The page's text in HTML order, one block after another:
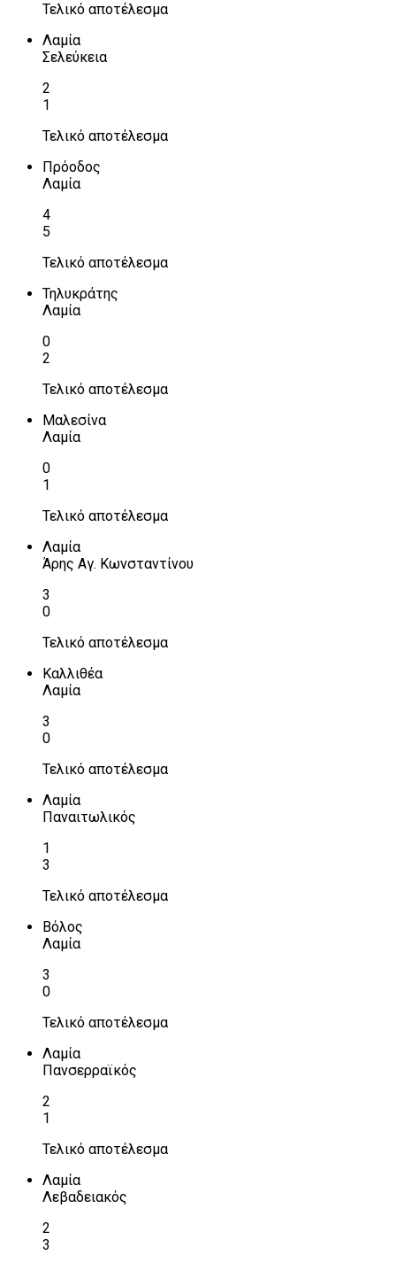
Τελικό αποτέλεσμα
Λαμία
Σελεύκεια
2
1
Τελικό αποτέλεσμα
Πρόοδος
Λαμία
4
5
Τελικό αποτέλεσμα
Τηλυκράτης
Λαμία
0
2
Τελικό αποτέλεσμα
Μαλεσίνα
Λαμία
0
1
Τελικό αποτέλεσμα
Λαμία
Άρης Αγ. Κωνσταντίνου
3
0
Τελικό αποτέλεσμα
Καλλιθέα
Λαμία
3
0
Τελικό αποτέλεσμα
Λαμία
Παναιτωλικός
1
3
Τελικό αποτέλεσμα
Βόλος
Λαμία
3
0
Τελικό αποτέλεσμα
Λαμία
Πανσερραϊκός
2
1
Τελικό αποτέλεσμα
Λαμία
Λεβαδειακός
2
3